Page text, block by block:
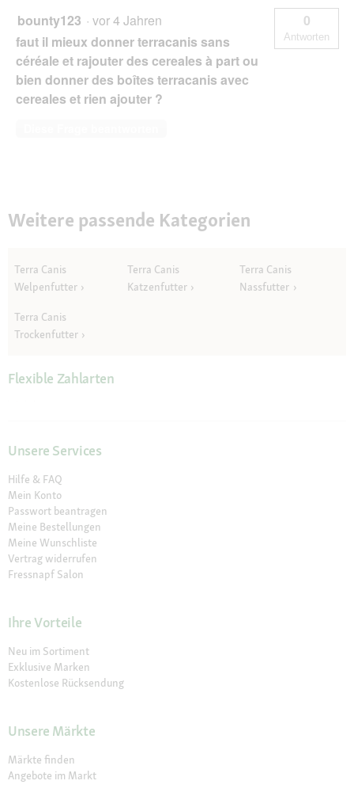
bounty123 · vor 4 Jahren
faut il mieux donner terracanis sans
céréale et rajouter des cereales à part ou
bien donner des boîtes terracanis avec
cereales et rien ajouter ?
0
Antworten
Weitere passende Kategorien
Terra Canis
Welpenfutter
Terra Canis
Katzenfutter
Terra Canis
Nassfutter
Terra Canis
Trockenfutter
Flexible Zahlarten
Unsere Services
Hilfe & FAQ
Mein Konto
Passwort beantragen
Meine Bestellungen
Meine Wunschliste
Vertrag widerrufen
Fressnapf Salon
Ihre Vorteile
Neu im Sortiment
Exklusive Marken
Kostenlose Rücksendung
Unsere Märkte
Märkte finden
Angebote im Markt